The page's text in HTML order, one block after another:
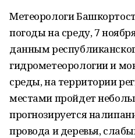
Метеорологи
погоды на среду, 7
данным
гидрометеорологии и
среды, на территории
местами пройдет
прогнозируется
провода и деревья,